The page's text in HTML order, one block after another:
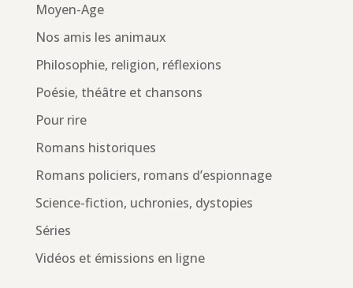
Moyen-Age
Nos amis les animaux
Philosophie, religion, réflexions
Poésie, théâtre et chansons
Pour rire
Romans historiques
Romans policiers, romans d’espionnage
Science-fiction, uchronies, dystopies
Séries
Vidéos et émissions en ligne